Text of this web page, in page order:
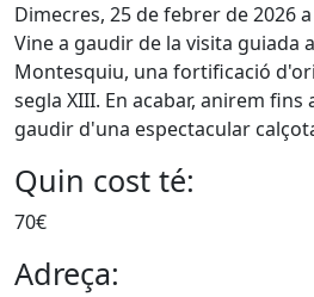
Dimecres, 25 de febrer de 2026
Vine a gaudir de la visita guiada
Montesquiu, una fortificació
segla XIII. En acabar, anirem fins
gaudir d'una espectacular
Quin cost té:
70€
Adreça: